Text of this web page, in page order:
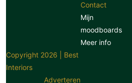
Contact
Mijn
moodboards
Meer info
Copyright 2026 | Best
Interiors
Adverteren